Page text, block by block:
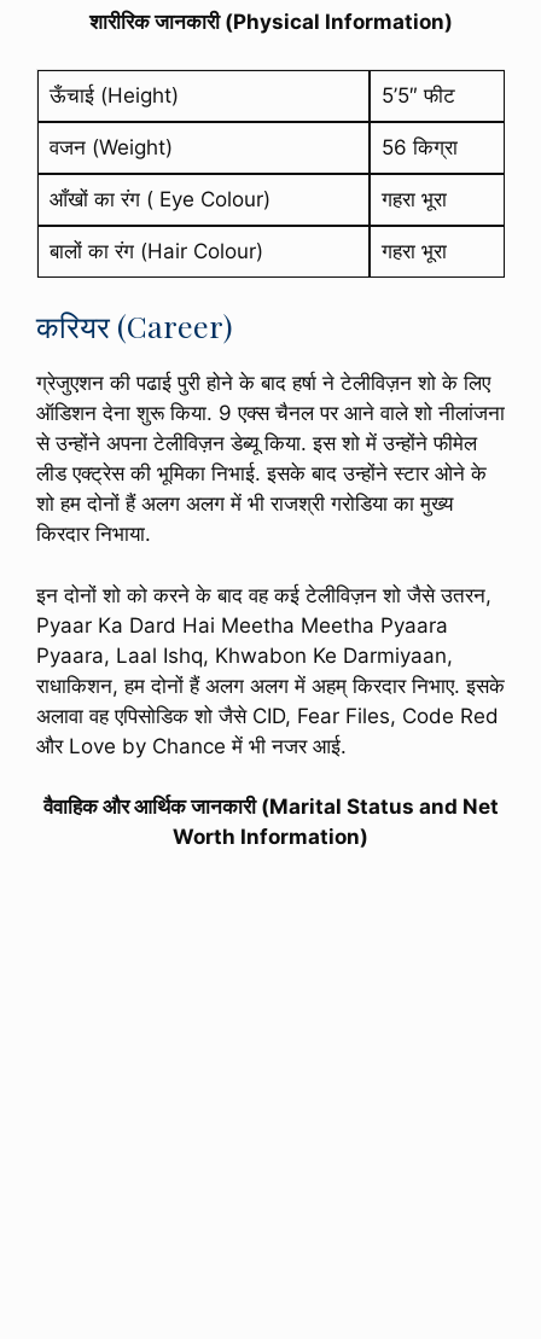
शारीरिक जानकारी (Physical Information)
ऊँचाई (Height) 5’5″ फीट
वजन (Weight) 56 किग्रा
आँखों का रंग ( Eye Colour) गहरा भूरा
बालों का रंग (Hair Colour) गहरा भूरा
करियर (Career)
ग्रेजुएशन की पढाई पुरी होने के बाद हर्षा ने टेलीविज़न शो के लिए
ऑडिशन देना शुरू किया. 9 एक्स चैनल पर आने वाले शो नीलांजना
से उन्होंने अपना टेलीविज़न डेब्यू किया. इस शो में उन्होंने फीमेल
लीड एक्ट्रेस की भूमिका निभाई. इसके बाद उन्होंने स्टार ओने के
शो हम दोनों हैं अलग अलग में भी राजश्री गरोडिया का मुख्य
किरदार निभाया.
इन दोनों शो को करने के बाद वह कई टेलीविज़न शो जैसे उतरन,
Pyaar Ka Dard Hai Meetha Meetha Pyaara
Pyaara, Laal Ishq, Khwabon Ke Darmiyaan,
राधाकिशन, हम दोनों हैं अलग अलग में अहम् किरदार निभाए. इसके
अलावा वह एपिसोडिक शो जैसे CID, Fear Files, Code Red
और Love by Chance में भी नजर आई.
वैवाहिक और आर्थिक जानकारी (Marital Status and Net
Worth Information)